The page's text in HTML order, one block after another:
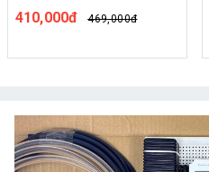
60w
470,000đ 559,000đ